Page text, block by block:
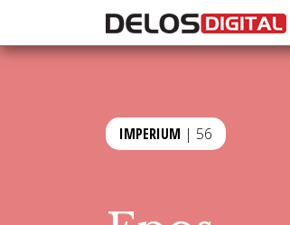
IMPERIUM | 56